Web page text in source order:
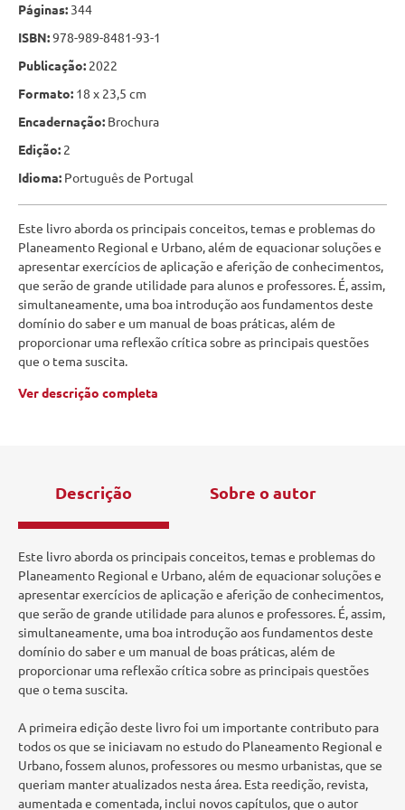
Páginas: 344
ISBN:978-989-8481-93-1
Publicação: 2022
Formato: 18 x 23,5 cm
Encadernação: Brochura
Edição: 2
Idioma: Português de Portugal
Este livro aborda os principais conceitos, temas e problemas do
Planeamento Regional e Urbano, além de equacionar soluções e
apresentar exercícios de aplicação e aferição de conhecimentos,
que serão de grande utilidade para alunos e professores. É, assim,
simultaneamente, uma boa introdução aos fundamentos deste
domínio do saber e um manual de boas práticas, além de
proporcionar uma reflexão crítica sobre as principais questões
que o tema suscita.
Ver descrição completa
Descrição Sobre o autor
Este livro aborda os principais conceitos, temas e problemas do
Planeamento Regional e Urbano, além de equacionar soluções e
apresentar exercícios de aplicação e aferição de conhecimentos,
que serão de grande utilidade para alunos e professores. É, assim,
simultaneamente, uma boa introdução aos fundamentos deste
domínio do saber e um manual de boas práticas, além de
proporcionar uma reflexão crítica sobre as principais questões
que o tema suscita.
A primeira edição deste livro foi um importante contributo para
todos os que se iniciavam no estudo do Planeamento Regional e
Urbano, fossem alunos, professores ou mesmo urbanistas, que se
queriam manter atualizados nesta área. Esta reedição, revista,
aumentada e comentada, inclui novos capítulos, que o autor